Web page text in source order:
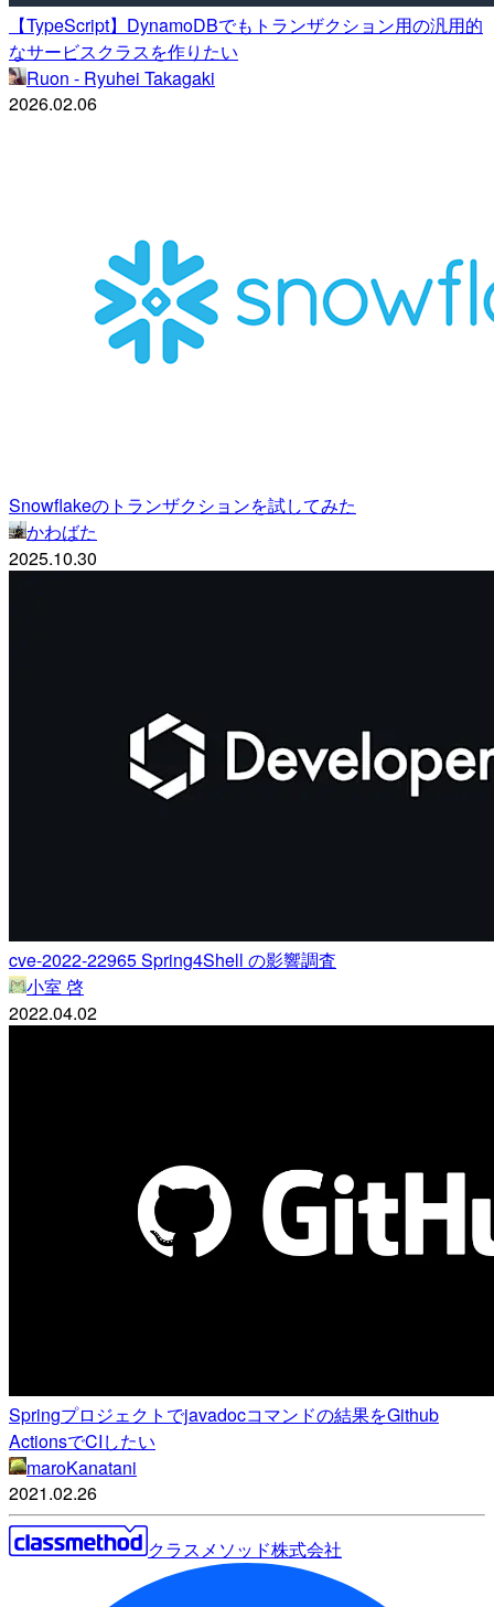
【TypeScript】DynamoDBでもトランザクション用の汎用的
なサービスクラスを作りたい
Ruon - Ryuhei Takagaki
2026.02.06
Snowflakeのトランザクションを試してみた
かわばた
2025.10.30
cve-2022-22965 Spring4Shell の影響調査
小室 啓
2022.04.02
Springプロジェクトでjavadocコマンドの結果をGithub
ActionsでCIしたい
maroKanatani
2021.02.26
クラスメソッド株式会社